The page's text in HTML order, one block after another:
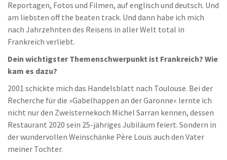
Reportagen, Fotos und Filmen, auf englisch und deutsch. Und
am liebsten off the beaten track. Und dann habe ich mich
nach Jahrzehnten des Reisens in aller Welt total in
Frankreich verliebt.
Dein wichtigster Themenschwerpunkt ist Frankreich? Wie
kam es dazu?
2001 schickte mich das Handelsblatt nach Toulouse. Bei der
Recherche für die »Gabelhappen an der Garonne« lernte ich
nicht nur den Zweisternekoch Michel Sarran kennen, dessen
Restaurant 2020 sein 25-jähriges Jubiläum feiert. Sondern in
der wundervollen Weinschänke Père Louis auch den Vater
meiner Tochter.